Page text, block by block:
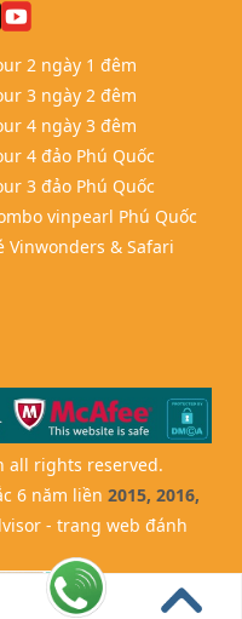
2 ngày 1 đêm
3 ngày 2 đêm
4 ngày 3 đêm
4 đảo Phú Quốc
3 đảo Phú Quốc
vinpearl Phú Quốc
Vinwonders & Safari
all rights reserved.
6 năm liền 2015, 2016,
- trang web đánh